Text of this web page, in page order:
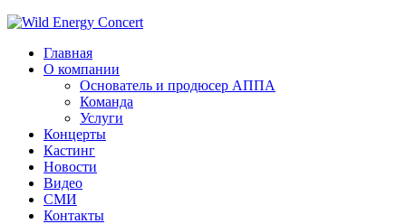
Главная
О компании
Основатель и продюсер АППА
Команда
Услуги
Концерты
Кастинг
Новости
Видео
СМИ
Контакты